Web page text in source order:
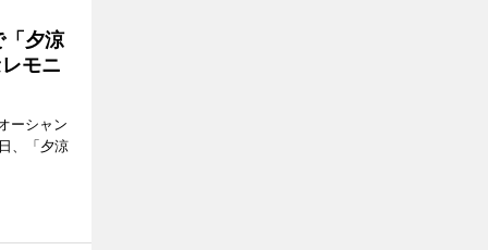
夕涼
モニ
ーシャン
、「夕涼